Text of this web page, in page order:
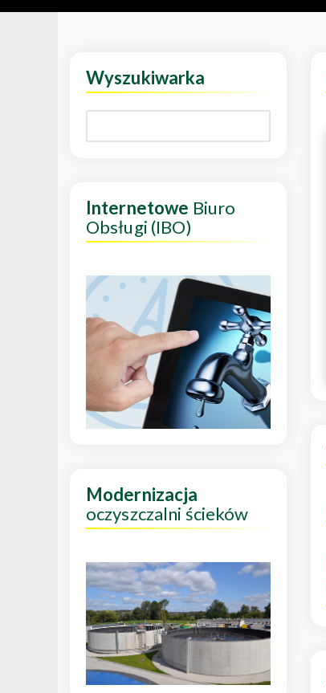
Wyszukiwarka
Internetowe Biuro
Obsługi (IBO)
Modernizacja
oczyszczalni ścieków